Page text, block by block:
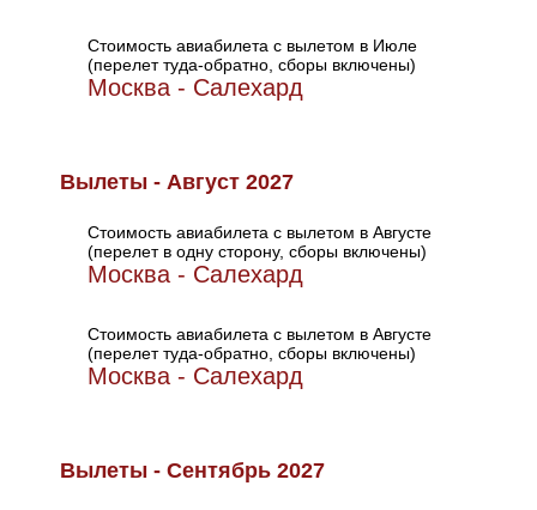
Стоимость авиабилета с вылетом в Июле
(перелет туда-обратно, сборы включены)
Москва - Салехард
Вылеты - Август 2027
Стоимость авиабилета с вылетом в Августе
(перелет в одну сторону, сборы включены)
Москва - Салехард
Стоимость авиабилета с вылетом в Августе
(перелет туда-обратно, сборы включены)
Москва - Салехард
Вылеты - Сентябрь 2027